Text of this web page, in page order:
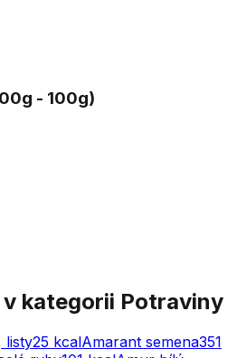
g - 100g)
kategorii Potraviny
listy25 kcalAmarant semena351